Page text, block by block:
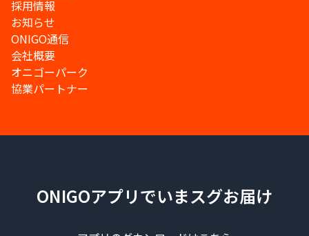
採用情報
お知らせ
ONIGO通信
会社概要
オニゴーパーク
協業パートナー
ONIGOアプリでいまスグお届け